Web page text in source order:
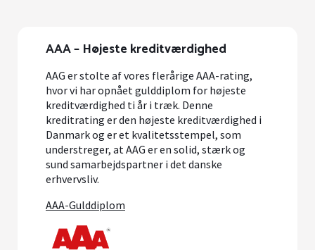
AAA – Højeste kreditværdighed
AAG er stolte af vores flerårige AAA-rating,
hvor vi har opnået gulddiplom for højeste
kreditværdighed ti år i træk. Denne
kreditrating er den højeste kreditværdighed i
Danmark og er et kvalitetsstempel, som
understreger, at AAG er en solid, stærk og
sund samarbejdspartner i det danske
erhvervsliv.
AAA-Gulddiplom